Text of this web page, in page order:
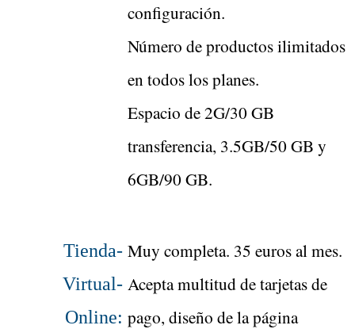
configuración.
Número de productos ilimitados
en todos los planes.
Espacio de 2G/30 GB
transferencia, 3.5GB/50 GB y
6GB/90 GB.
Tienda-
Virtual-
Online:
Muy completa. 35 euros al mes.
Acepta multitud de tarjetas de
pago, diseño de la página